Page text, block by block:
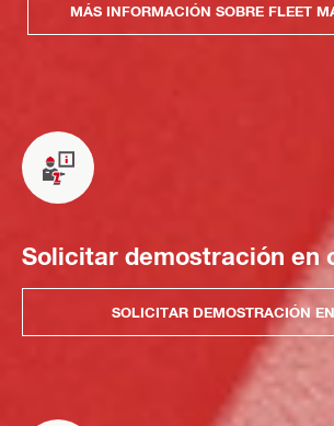
MÁS INFORMACIÓN SOBRE FLEET
Solicitar demostración en
SOLICITAR DEMOSTRACIÓN